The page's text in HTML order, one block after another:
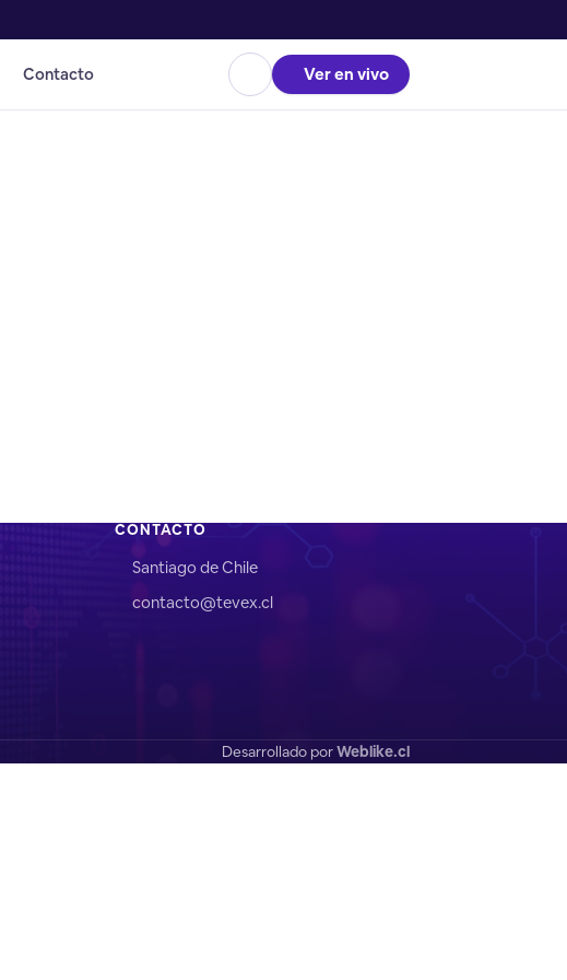
Contacto Ver en vivo
CONTACTO
Santiago de Chile
contacto@tevex.cl
Desarrollado porWeblike.cl